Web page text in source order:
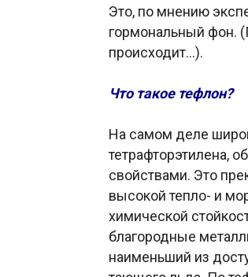
Это, по мнению
гормональный фон.
происходит…).
Что такое тефлон?
На самом деле
тетрафторэтилена,
свойствами. Это
высокой тепло- и
химической
благородные
наименьший из